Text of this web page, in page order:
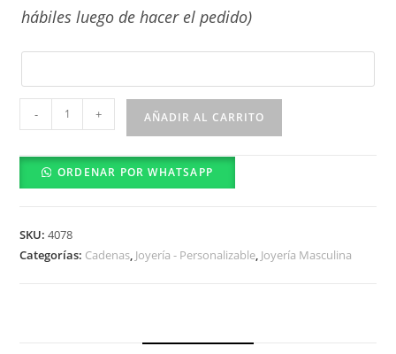
hábiles luego de hacer el pedido)
con
pilar
rectangular
- + AÑADIR AL CARRITO
ORDENAR POR WHATSAPP
SKU:4078
Categorías: Cadenas, Joyería - Personalizable, Joyería Masculina